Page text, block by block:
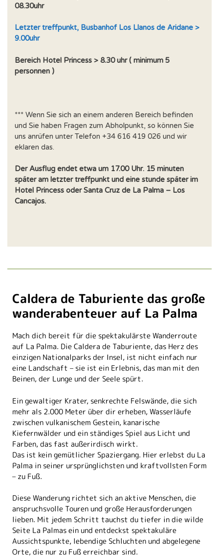
08.30uhr
Letzter treffpunkt, Busbanhof Los Llanos de Aridane >
9.00uhr
Bereich Hotel Princess > 8.30 uhr ( minimum 5
personnen )
*** Wenn Sie sich an einem anderen Bereich befinden
und Sie haben Fragen zum Abholpunkt, so können Sie
uns anrüfen unter Telefon +34 616 419 026 und wir
eklaren das.
Der Ausflug endet etwa um 17.00 Uhr. 15 minuten
später am letzter treffpunkt und eine stunde später im
Hotel Princess oder Santa Cruz de La Palma – Los
Cancajos.
Caldera de Taburiente das große
wanderabenteuer auf La Palma
Mach dich bereit für die spektakulärste Wanderroute
auf La Palma. Die Caldera de Taburiente, das Herz des
einzigen Nationalparks der Insel, ist nicht einfach nur
eine Landschaft – sie ist ein Erlebnis, das man mit den
Beinen, der Lunge und der Seele spürt.
Ein gewaltiger Krater, senkrechte Felswände, die sich
mehr als 2.000 Meter über dir erheben, Wasserläufe
zwischen vulkanischem Gestein, kanarische
Kiefernwälder und ein ständiges Spiel aus Licht und
Farben, das fast außerirdisch wirkt.
Das ist kein gemütlicher Spaziergang. Hier erlebst du La
Palma in seiner ursprünglichsten und kraftvollsten Form
– zu Fuß.
Diese Wanderung richtet sich an aktive Menschen, die
anspruchsvolle Touren und große Herausforderungen
lieben. Mit jedem Schritt tauchst du tiefer in die wilde
Seite La Palmas ein und entdeckst spektakuläre
Aussichtspunkte, lebendige Schluchten und abgelegene
Orte, die nur zu Fuß erreichbar sind.